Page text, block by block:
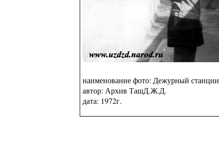
наименование фото: Дежурный
автор: Архив ТашД.Ж.Д.
дата: 1972г.